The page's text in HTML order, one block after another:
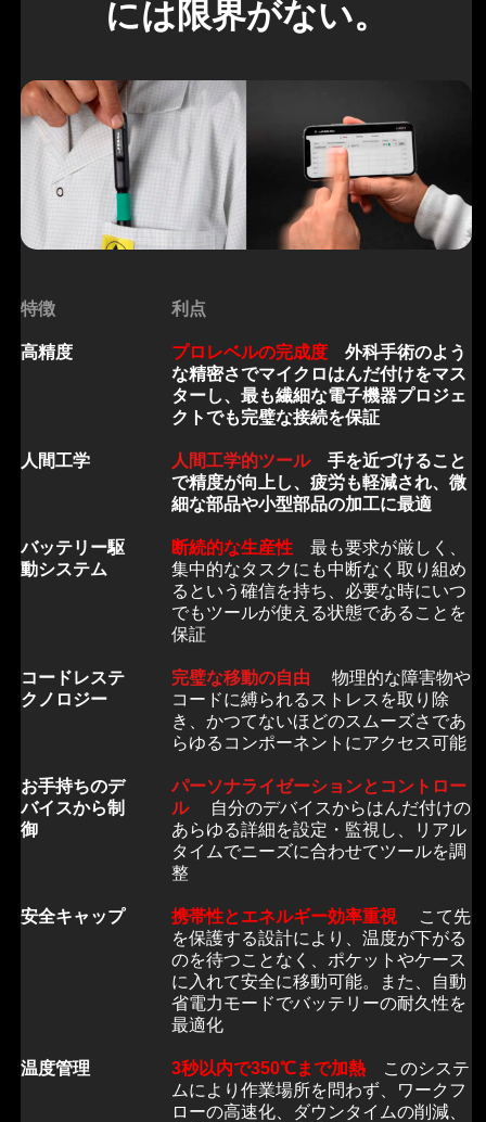
には限界がない。
特徴 利点
高精度 プロレベルの完成度 外科手術のよう
な精密さでマイクロはんだ付けをマス
ターし、最も繊細な電子機器プロジェ
クトでも完璧な接続を保証
人間工学 人間工学的ツール
手を近づけること
で精度が向上し、疲労も軽減され、微
細な部品や小型部品の加工に最適
バッテリー駆
動システム
断続的な生産性 最も要求が厳しく、
集中的なタスクにも中断なく取り組め
るという確信を持ち、必要な時にいつ
でもツールが使える状態であることを
保証
コードレステ
クノロジー
完璧な移動の自由
物理的な障害物や
コードに縛られるストレスを取り除
き、かつてないほどのスムーズさであ
らゆるコンポーネントにアクセス可能
お手持ちのデ
バイスから制
御
パーソナライゼーションとコントロー
ル
自分のデバイスからはんだ付けの
あらゆる詳細を設定・監視し、リアル
タイムでニーズに合わせてツールを調
整
安全キャップ 携帯性とエネルギー効率重視
こて先
を保護する設計により、温度が下がる
のを待つことなく、ポケットやケース
に入れて安全に移動可能。また、自動
省電力モードでバッテリーの耐久性を
最適化
温度管理 3秒以内で350℃まで加熱
このシステ
ムにより作業場所を問わず、ワークフ
ローの高速化、ダウンタイムの削減、